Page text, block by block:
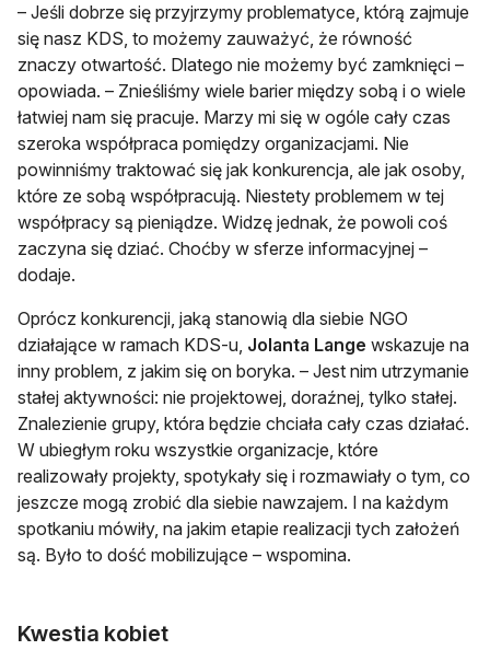
– Jeśli dobrze się przyjrzymy problematyce, którą zajmuje
się nasz KDS, to możemy zauważyć, że równość
znaczy otwartość. Dlatego nie możemy być zamknięci –
opowiada. – Znieśliśmy wiele barier między sobą i o wiele
łatwiej nam się pracuje. Marzy mi się w ogóle cały czas
szeroka współpraca pomiędzy organizacjami. Nie
powinniśmy traktować się jak konkurencja, ale jak osoby,
które ze sobą współpracują. Niestety problemem w tej
współpracy są pieniądze. Widzę jednak, że powoli coś
zaczyna się dziać. Choćby w sferze informacyjnej –
dodaje.
Oprócz konkurencji, jaką stanowią dla siebie NGO
działające w ramach KDS-u, Jolanta Lange wskazuje na
inny problem, z jakim się on boryka. – Jest nim utrzymanie
stałej aktywności: nie projektowej, doraźnej, tylko stałej.
Znalezienie grupy, która będzie chciała cały czas działać.
W ubiegłym roku wszystkie organizacje, które
realizowały projekty, spotykały się i rozmawiały o tym, co
jeszcze mogą zrobić dla siebie nawzajem. I na każdym
spotkaniu mówiły, na jakim etapie realizacji tych założeń
są. Było to dość mobilizujące – wspomina.
Kwestia kobiet